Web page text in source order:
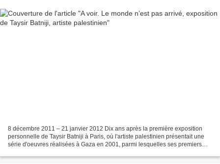
8 décembre 2011 – 21 janvier 2012 Dix ans après la première exposition
personnelle de Taysir Batniji à Paris, où l'artiste palestinien présentait une
série d'oeuvres réalisées à Gaza en 2001, parmi lesquelles ses premiers